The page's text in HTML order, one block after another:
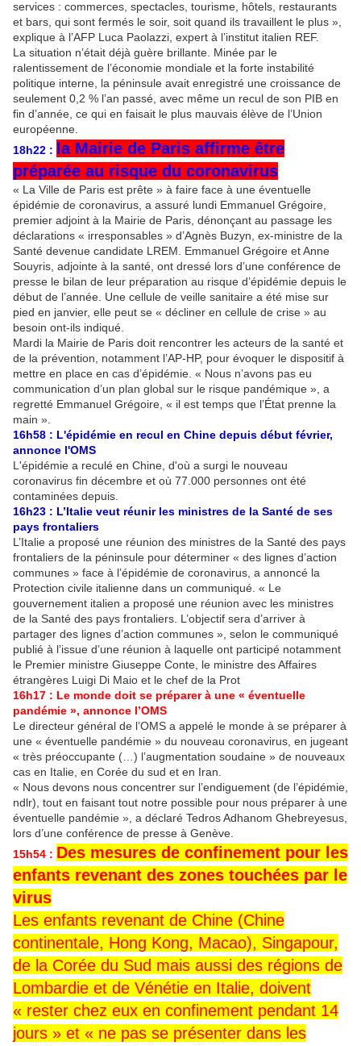
services : commerces, spectacles, tourisme, hôtels, restaurants
et bars, qui sont fermés le soir, soit quand ils travaillent le plus »,
explique à l’AFP Luca Paolazzi, expert à l’institut italien REF.
La situation n’était déjà guère brillante. Minée par le
ralentissement de l’économie mondiale et la forte instabilité
politique interne, la péninsule avait enregistré une croissance de
seulement 0,2 % l’an passé, avec même un recul de son PIB en
fin d’année, ce qui en faisait le plus mauvais élève de l’Union
européenne.
18h22 :
la Mairie de Paris affirme être
préparée au risque du coronavirus
« La Ville de Paris est prête » à faire face à une éventuelle
épidémie de coronavirus, a assuré lundi Emmanuel Grégoire,
premier adjoint à la Mairie de Paris, dénonçant au passage les
déclarations « irresponsables » d’Agnès Buzyn, ex-ministre de la
Santé devenue candidate LREM. Emmanuel Grégoire et Anne
Souyris, adjointe à la santé, ont dressé lors d’une conférence de
presse le bilan de leur préparation au risque d’épidémie depuis le
début de l’année. Une cellule de veille sanitaire a été mise sur
pied en janvier, elle peut se « décliner en cellule de crise » au
besoin ont-ils indiqué.
Mardi la Mairie de Paris doit rencontrer les acteurs de la santé et
de la prévention, notamment l’AP-HP, pour évoquer le dispositif à
mettre en place en cas d’épidémie. « Nous n’avons pas eu
communication d’un plan global sur le risque pandémique », a
regretté Emmanuel Grégoire, « il est temps que l’État prenne la
main ».
16h58 : L'épidémie en recul en Chine depuis début février,
annonce l'OMS
L'épidémie a reculé en Chine, d'où a surgi le nouveau
coronavirus fin décembre et où 77.000 personnes ont été
contaminées depuis.
16h23 : L’Italie veut réunir les ministres de la Santé de ses
pays frontaliers
L’Italie a proposé une réunion des ministres de la Santé des pays
frontaliers de la péninsule pour déterminer « des lignes d’action
communes » face à l’épidémie de coronavirus, a annoncé la
Protection civile italienne dans un communiqué. « Le
gouvernement italien a proposé une réunion avec les ministres
de la Santé des pays frontaliers. L’objectif sera d’arriver à
partager des lignes d’action communes », selon le communiqué
publié à l’issue d’une réunion à laquelle ont participé notamment
le Premier ministre Giuseppe Conte, le ministre des Affaires
étrangères Luigi Di Maio et le chef de la Prot
16h17 : Le monde doit se préparer à une « éventuelle
pandémie », annonce l’OMS
Le directeur général de l’OMS a appelé le monde à se préparer à
une « éventuelle pandémie » du nouveau coronavirus, en jugeant
« très préoccupante (…) l’augmentation soudaine » de nouveaux
cas en Italie, en Corée du sud et en Iran.
« Nous devons nous concentrer sur l’endiguement (de l’épidémie,
ndlr), tout en faisant tout notre possible pour nous préparer à une
éventuelle pandémie », a déclaré Tedros Adhanom Ghebreyesus,
lors d’une conférence de presse à Genève.
15h54 : Des mesures de confinement pour les
enfants revenant des zones touchées par le
virus
Les enfants revenant de Chine (Chine
continentale, Hong Kong, Macao), Singapour,
de la Corée du Sud mais aussi des régions de
Lombardie et de Vénétie en Italie, doivent
« rester chez eux en confinement pendant 14
jours » et « ne pas se présenter dans les